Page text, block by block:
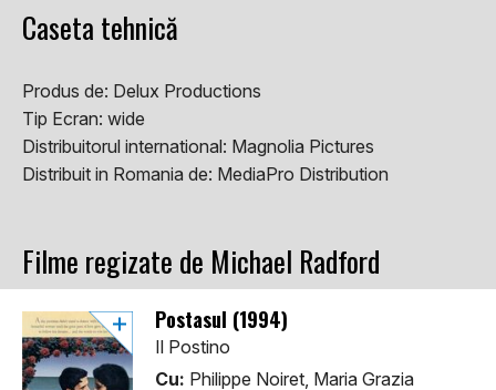
Caseta tehnică
Produs de: Delux Productions
Tip Ecran: wide
Distribuitorul international: Magnolia Pictures
Distribuit in Romania de: MediaPro Distribution
Filme regizate de Michael Radford
Postasul (1994)
Il Postino
Cu: Philippe Noiret, Maria Grazia